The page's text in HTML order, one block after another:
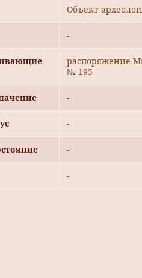
Объект
-
распоряжение
№ 195
-
-
-
-